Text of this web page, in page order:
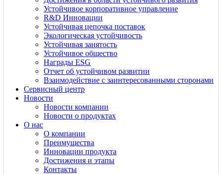
Устойчивое корпоративное управление
R&D Инновации
Устойчивая цепочка поставок
Экологическая устойчивость
Устойчивая занятость
Устойчивое общество
Награды ESG
Отчет об устойчивом развитии
Взаимодействие с заинтересованными сторонами
Сервисный центр
Новости
Новости компании
Новости о продуктах
О нас
О компании
Преимущества
Инновации продукта
Достижения и этапы
Контакты